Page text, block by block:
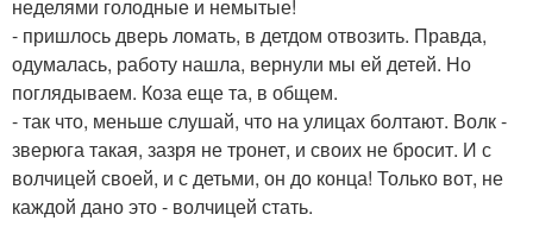
неделями голодные и немытые!
- пришлось дверь ломать, в детдом отвозить. Правда,
одумалась, работу нашла, вернули мы ей детей. Но
поглядываем. Коза еще та, в общем.
- так что, меньше слушай, что на улицах болтают. Волк -
зверюга такая, зазря не тронет, и своих не бросит. И с
волчицей своей, и с детьми, он до конца! Только вот, не
каждой дано это - волчицей стать.